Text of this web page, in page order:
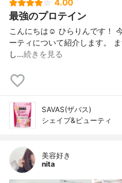
4.00
最強のプロテイン
こんにちは☺️ ひらりんです！
ーティについて紹介します。
し…続きを見る
SAVAS(ザバス)
シェイプ&ビューティ
美容好き
nita